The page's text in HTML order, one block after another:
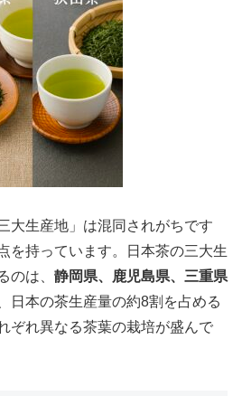
大生産地」は混同されがちです
を持っています。日本茶の三大生
のは、 静岡県、鹿児島県、三重県
日本の茶生産量の約8割を占める
ぞれ異なる茶葉の栽培が盛んで